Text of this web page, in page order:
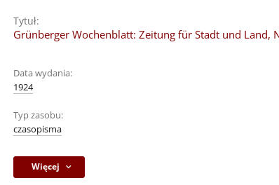
Tytuł:
Grünberger Wochenblatt: Zeitung für Stadt und Land,
Data wydania:
1924
Typ zasobu:
czasopisma
Więcej